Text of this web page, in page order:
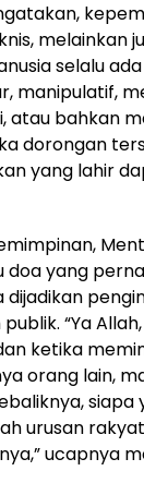
melainkan
selalu
manipulatif,
atau bahkan
dorongan
yang lahir
doa yang
dijadikan
“Ya
ketika
orang lain,
urusan
ucapnya